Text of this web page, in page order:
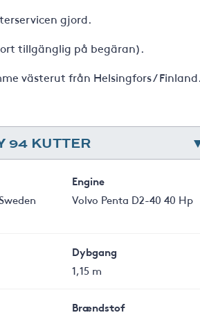
gjord.
tillgänglig på begäran).
västerut från Helsingfors / Finland.
94 KUTTER
Engine
Volvo Penta D2-40 40 Hp
Dybgang
1,15 m
Brændstof